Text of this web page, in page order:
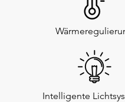
Intelligente